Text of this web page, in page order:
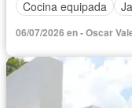
Cocina equipada
06/07/2026 en - Oscar